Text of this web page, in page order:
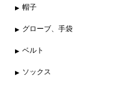
帽子
グローブ、手袋
ベルト
ソックス